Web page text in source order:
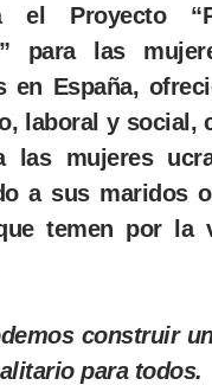
el Proyecto
para las
en España,
laboral y social,
las mujeres
a sus maridos
temen por la
construir
para todos.